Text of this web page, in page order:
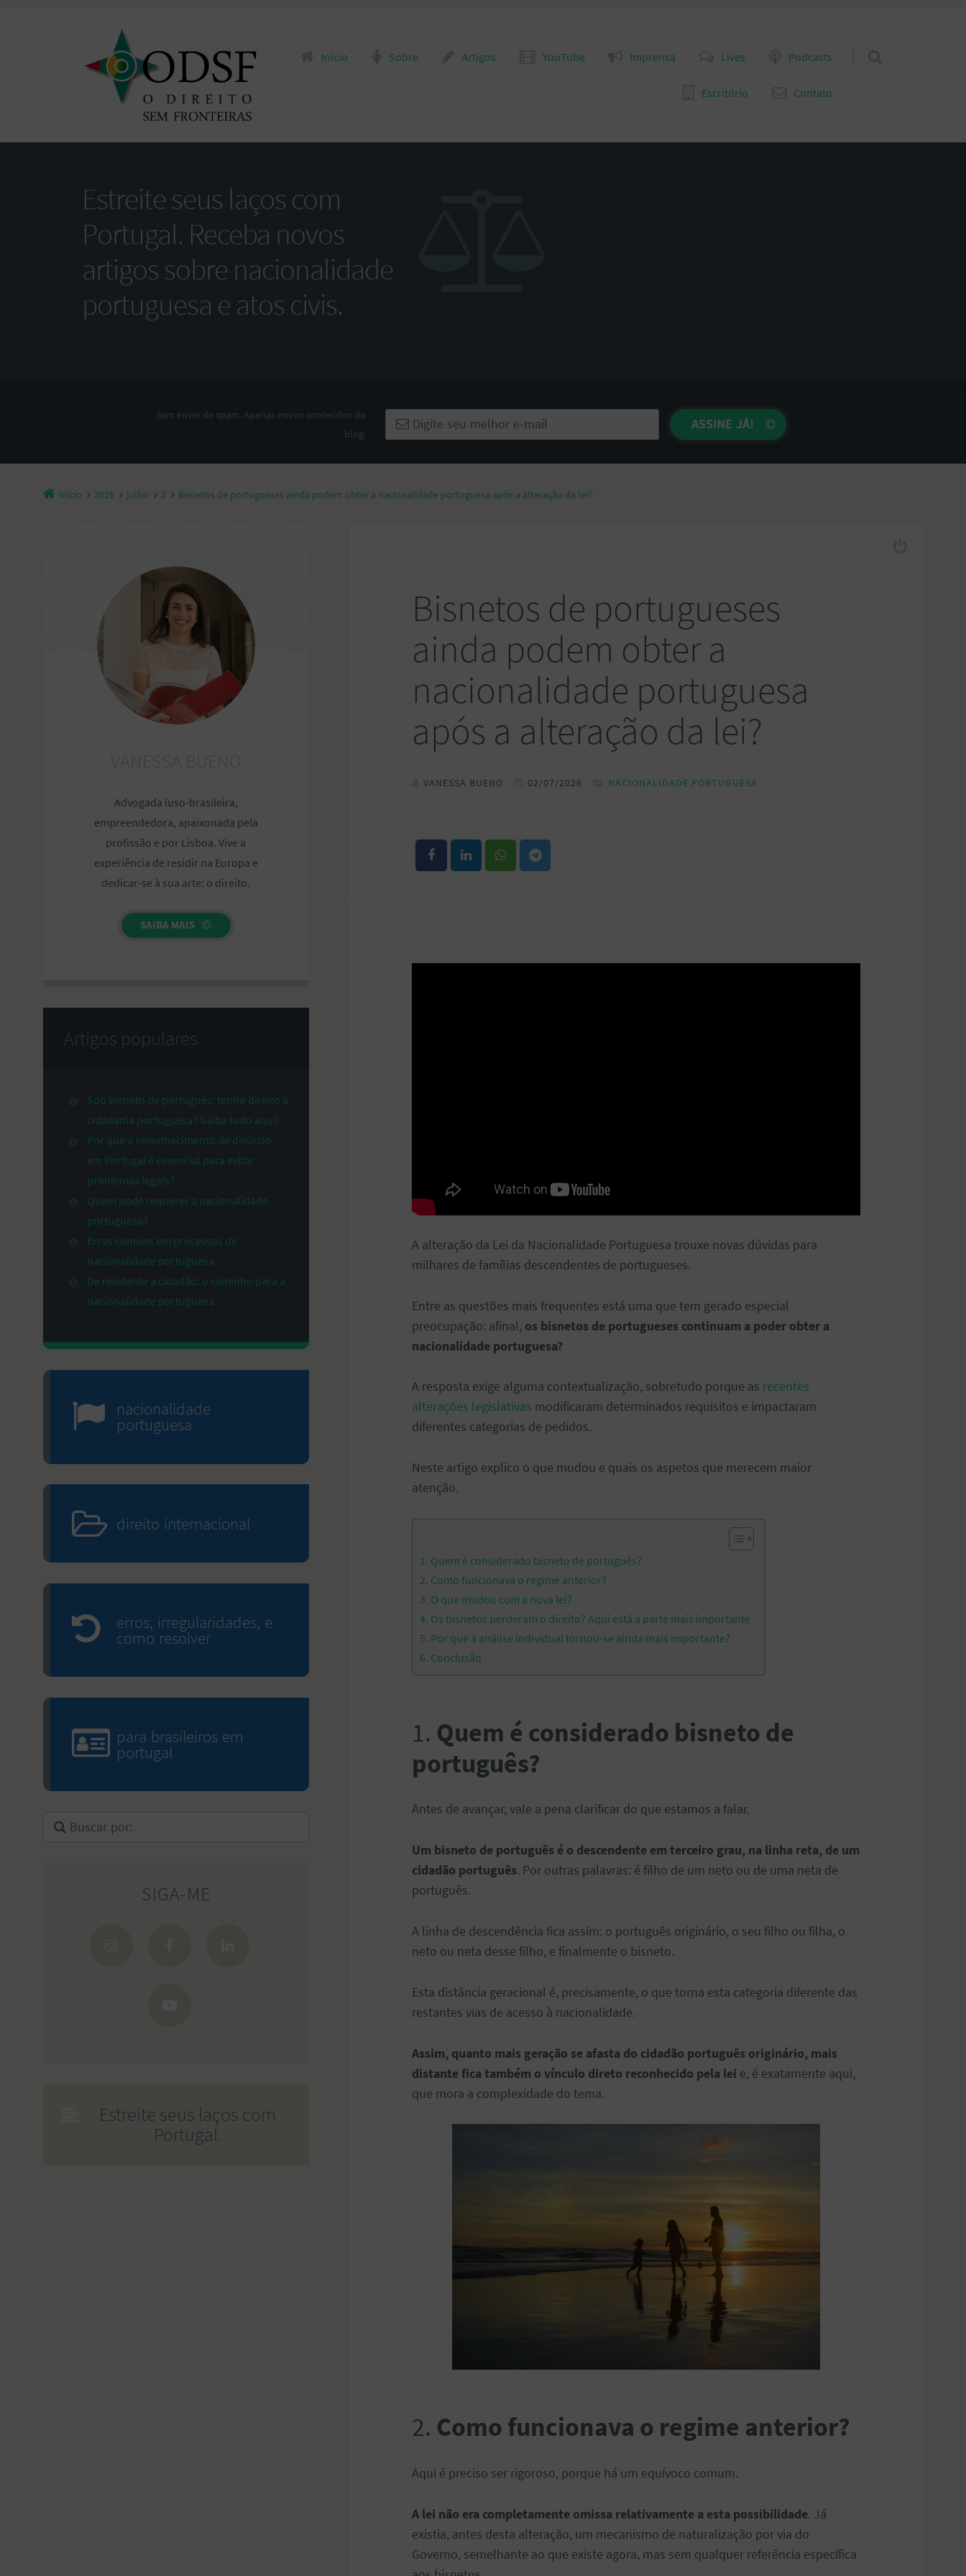
Início Sobre Artigos YouTube Imprensa Lives Podcasts
Escritório Contato
Estreite seus laços com
Portugal. Receba novos
artigos sobre nacionalidade
portuguesa e atos civis.
Sem envio de spam. Apenas novos conteúdos do
blog.
Início 2026 julho 2 Bisnetos de portugueses ainda podem obter a nacionalidade portuguesa após a alteração da lei?
Bisnetos de portugueses
ainda podem obter a
nacionalidade portuguesa
após a alteração da lei?
VANESSA BUENO 02/07/2026 NACIONALIDADE PORTUGUESA
A alteração da Lei da Nacionalidade Portuguesa trouxe novas dúvidas para
milhares de famílias descendentes de portugueses.
Entre as questões mais frequentes está uma que tem gerado especial
preocupação: afinal, os bisnetos de portugueses continuam a poder obter a
nacionalidade portuguesa?
A resposta exige alguma contextualização, sobretudo porque as recentes
alterações legislativas modificaram determinados requisitos e impactaram
diferentes categorias de pedidos.
Neste artigo explico o que mudou e quais os aspetos que merecem maior
atenção.
1. Quem é considerado bisneto de português?
2. Como funcionava o regime anterior?
3. O que mudou com a nova lei?
4. Os bisnetos perderam o direito? Aqui está a parte mais importante
5. Por que a análise individual tornou-se ainda mais importante?
6. Conclusão
1. Quem é considerado bisneto de
português?
Antes de avançar, vale a pena clarificar do que estamos a falar.
Um bisneto de português é o descendente em terceiro grau, na linha reta, de um
cidadão português. Por outras palavras: é filho de um neto ou de uma neta de
português.
A linha de descendência fica assim: o português originário, o seu filho ou filha, o
neto ou neta desse filho, e finalmente o bisneto.
Esta distância geracional é, precisamente, o que torna esta categoria diferente das
restantes vias de acesso à nacionalidade.
Assim, quanto mais geração se afasta do cidadão português originário, mais
distante fica também o vínculo direto reconhecido pela lei e, é exatamente aqui,
que mora a complexidade do tema.
2. Como funcionava o regime anterior?
Aqui é preciso ser rigoroso, porque há um equívoco comum.
A lei não era completamente omissa relativamente a esta possibilidade. Já
existia, antes desta alteração, um mecanismo de naturalização por via do
Governo, semelhante ao que existe agora, mas sem qualquer referência específica
Advogada luso-brasileira,
empreendedora, apaixonada pela
profissão e por Lisboa. Vive a
experiência de residir na Europa e
dedicar-se à sua arte: o direito.
SAIBA MAIS
Artigos populares
Sou bisneto de português: tenho direito à
cidadania portuguesa? Saiba tudo aqui!
Por que o reconhecimento de divórcio
em Portugal é essencial para evitar
problemas legais?
Quem pode requerer a nacionalidade
portuguesa?
Erros comuns em processos de
nacionalidade portuguesa
De residente a cidadão: o caminho para a
nacionalidade portuguesa
nacionalidade
portuguesa
direito internacional
erros, irregularidades, e
como resolver
para brasileiros em
portugal
SIGA-ME
Estreite seus laços com
Portugal.